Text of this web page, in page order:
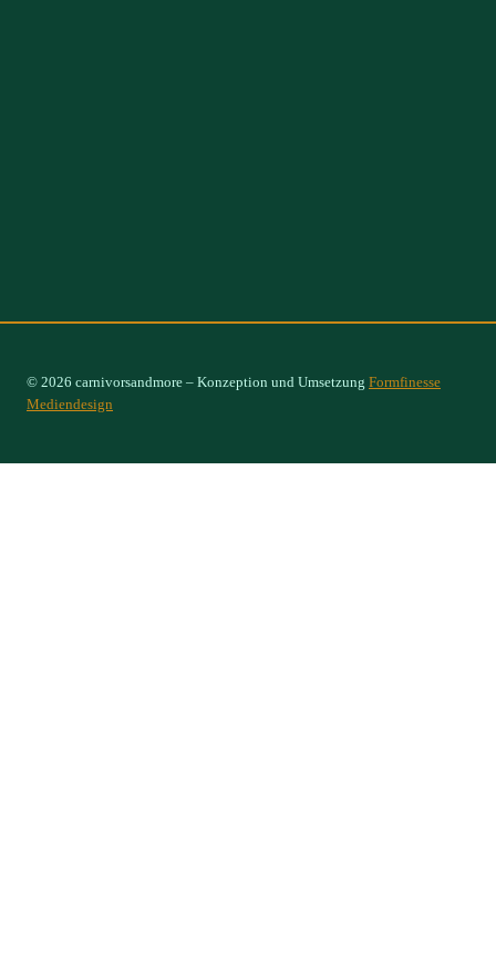
© 2026 carnivorsandmore – Konzeption und Umsetzung Formfinesse
Mediendesign